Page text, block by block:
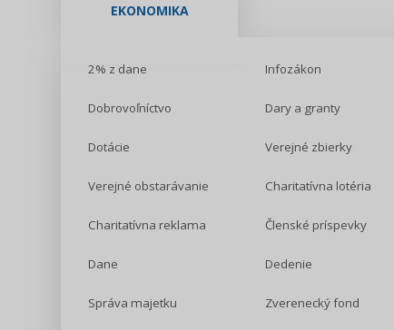
EKONOMIKA
2% z dane Infozákon
Dobrovoľníctvo Dary a granty
Dotácie Verejné zbierky
Verejné obstarávanie Charitatívna lotéria
Charitatívna reklama Členské príspevky
Dane Dedenie
Správa majetku Zverenecký fond